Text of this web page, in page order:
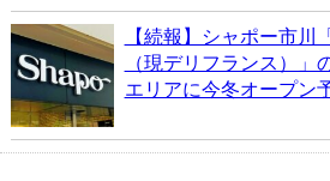
【続報】シャポー市川
（現デリフランス）」
エリアに今冬オープン